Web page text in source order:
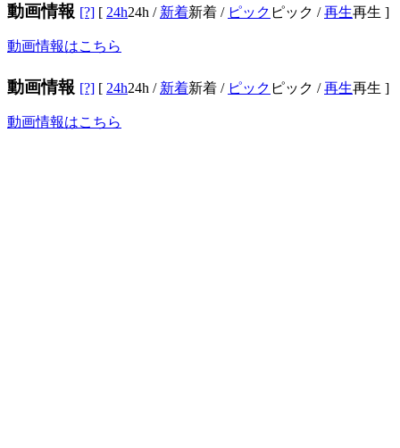
動画情報 [?] [ 24h24h / 新着新着 / ピック ピック /再生再生 ]
動画情報はこちら
動画情報 [?] [ 24h24h / 新着新着 / ピック ピック /再生再生 ]
動画情報はこちら